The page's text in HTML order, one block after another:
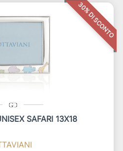
30% DI SCONTO
SAFARI 13X18